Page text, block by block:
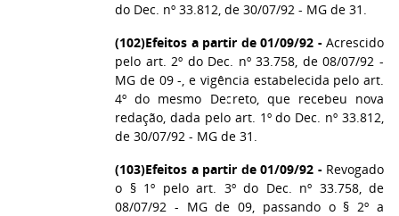
do Dec. nº 33.812, de 30/07/92 - MG de 31.
(102)Efeitos a partir de 01/09/92 -Acrescido
pelo art. 2º do Dec. nº 33.758, de 08/07/92 -
MG de 09 -, e vigência estabelecida pelo art.
4º do mesmo Decreto, que recebeu nova
redação, dada pelo art. 1º do Dec. nº 33.812,
de 30/07/92 - MG de 31.
(103)Efeitos a partir de 01/09/92 -Revogado
o § 1º pelo art. 3º do Dec. nº 33.758, de
08/07/92 - MG de 09, passando o § 2º a